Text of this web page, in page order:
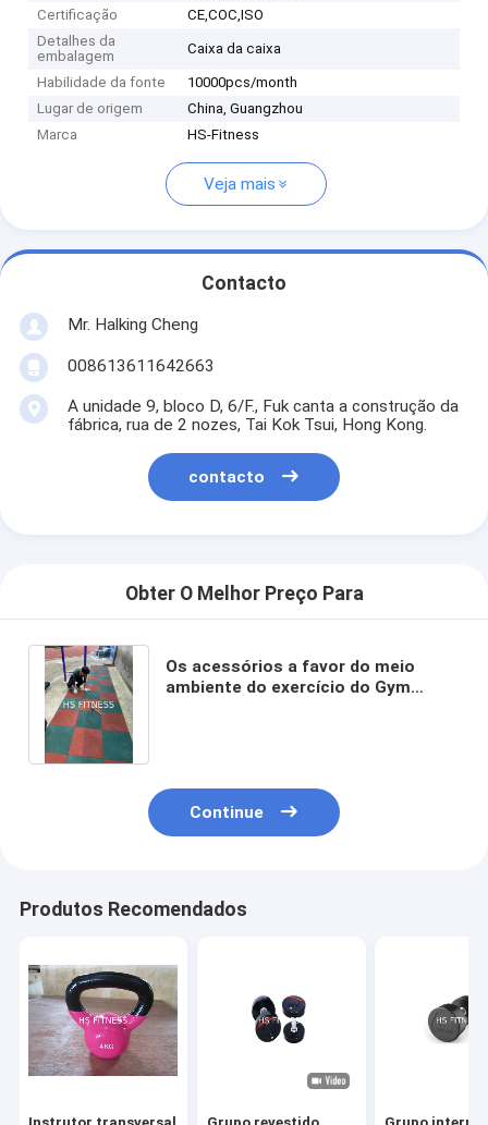
Certificação
CE,COC,ISO
Detalhes da
embalagem
Caixa da caixa
Habilidade da fonte
10000pcs/month
Lugar de origem
China, Guangzhou
Marca
HS-Fitness
Veja mais
Contacto
Mr. Halking Cheng
008613611642663
A unidade 9, bloco D, 6/F., Fuk canta a construção da
fábrica, rua de 2 nozes, Tai Kok Tsui, Hong Kong.
contacto
Obter O Melhor Preço Para
Os acessórios a favor do meio
ambiente do exercício do Gym
Continue
Produtos Recomendados